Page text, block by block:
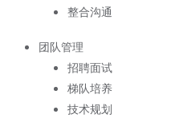
整合沟通
团队管理
招聘面试
梯队培养
技术规划